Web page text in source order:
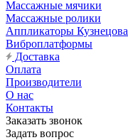
Массажные мячики
Массажные ролики
Аппликаторы Кузнецова
Виброплатформы
Доставка
Оплата
Производители
О нас
Контакты
Заказать звонок
Задать вопрос